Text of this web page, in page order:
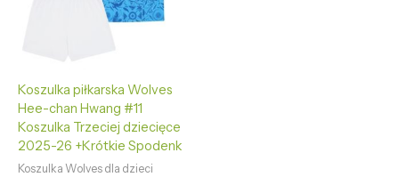
Koszulka piłkarska Wolves
Hee-chan Hwang #11
Koszulka Trzeciej dziecięce
2025-26 +Krótkie Spodenk
Koszulka Wolves dla dzieci